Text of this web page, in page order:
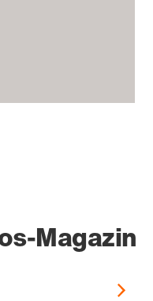
Magazin